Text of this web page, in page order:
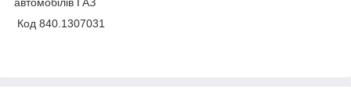
Код 840.1307031